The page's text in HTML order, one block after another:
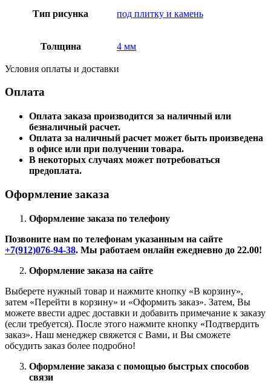
Тип рисунка под плитку и камень
Толщина 4 мм
Условия оплаты и доставки
Оплата
Оплата заказа производится за наличный или
безналичный расчет.
Оплата за наличный расчет может быть произведена
в офисе или при получении товара.
В некоторых случаях может потребоваться
предоплата.
Оформление заказа
Оформление заказа по телефону
Позвоните нам по телефонам указанным на сайте
+7(912)076-94-38. Мы работаем онлайн ежедневно до 22.00!
Оформление заказа на сайте
Выберете нужный товар и нажмите кнопку «В корзину»,
затем «Перейти в корзину» и «Оформить заказ». Затем, Вы
можете ввести адрес доставки и добавить примечание к заказу
(если требуется). После этого нажмите кнопку «Подтвердить
заказ». Наш менеджер свяжется с Вами, и Вы сможете
обсудить заказ более подробно!
Оформление заказа с помощью быстрых способов
связи